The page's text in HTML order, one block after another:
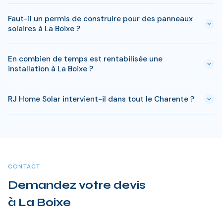
à 9 kWc). Après les aides disponibles en Charente
(MaPrimeRénov', prime autoconsommation, TVA réduite), le
reste à charge peut descendre sous 4 000 € pour une
installation standard de 3 kWc.
Faut-il un permis de construire pour des panneaux
solaires à La Boixe ?
à La Boixe. Si votre bien est classé ou en zone protégée en
Charente, des règles spécifiques peuvent s'appliquer. RJ
Home Solar gère toutes ces démarches sans surcoût.
En combien de temps est rentabilisée une
installation à La Boixe ?
investissement est atteint en 8-10 ans pour une installation
standard. L'electricite produite est ensuite quasi gratuite
RJ Home Solar intervient-il dans tout le Charente ?
CONTACT
Demandez votre devis
à La Boixe